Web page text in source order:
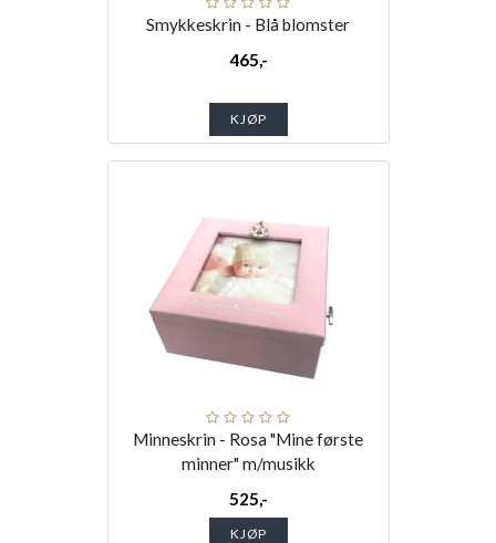
Smykkeskrin - Blå blomster
465,-
KJØP
Minneskrin - Rosa "Mine første
minner" m/musikk
525,-
KJØP